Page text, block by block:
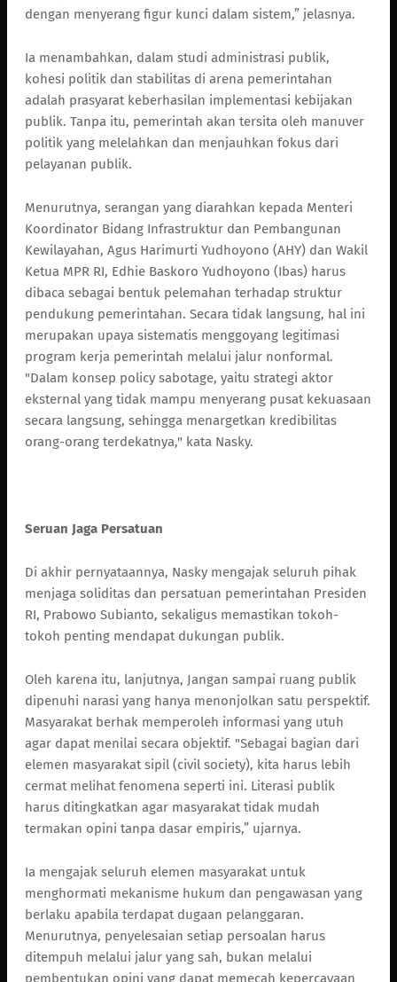
dengan menyerang figur kunci dalam sistem,” jelasnya.
Ia menambahkan, dalam studi administrasi publik,
kohesi politik dan stabilitas di arena pemerintahan
adalah prasyarat keberhasilan implementasi kebijakan
publik. Tanpa itu, pemerintah akan tersita oleh manuver
politik yang melelahkan dan menjauhkan fokus dari
pelayanan publik.
Menurutnya, serangan yang diarahkan kepada Menteri
Koordinator Bidang Infrastruktur dan Pembangunan
Kewilayahan, Agus Harimurti Yudhoyono (AHY) dan Wakil
Ketua MPR RI, Edhie Baskoro Yudhoyono (Ibas) harus
dibaca sebagai bentuk pelemahan terhadap struktur
pendukung pemerintahan. Secara tidak langsung, hal ini
merupakan upaya sistematis menggoyang legitimasi
program kerja pemerintah melalui jalur nonformal.
"Dalam konsep policy sabotage, yaitu strategi aktor
eksternal yang tidak mampu menyerang pusat kekuasaan
secara langsung, sehingga menargetkan kredibilitas
orang-orang terdekatnya," kata Nasky.
Seruan Jaga Persatuan
Di akhir pernyataannya, Nasky mengajak seluruh pihak
menjaga soliditas dan persatuan pemerintahan Presiden
RI, Prabowo Subianto, sekaligus memastikan tokoh-
tokoh penting mendapat dukungan publik.
Oleh karena itu, lanjutnya, Jangan sampai ruang publik
dipenuhi narasi yang hanya menonjolkan satu perspektif.
Masyarakat berhak memperoleh informasi yang utuh
agar dapat menilai secara objektif. "Sebagai bagian dari
elemen masyarakat sipil (civil society), kita harus lebih
cermat melihat fenomena seperti ini. Literasi publik
harus ditingkatkan agar masyarakat tidak mudah
termakan opini tanpa dasar empiris,” ujarnya.
Ia mengajak seluruh elemen masyarakat untuk
menghormati mekanisme hukum dan pengawasan yang
berlaku apabila terdapat dugaan pelanggaran.
Menurutnya, penyelesaian setiap persoalan harus
ditempuh melalui jalur yang sah, bukan melalui
pembentukan opini yang dapat memecah kepercayaan